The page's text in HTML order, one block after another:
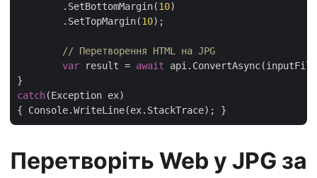
        .SetBottomMargin(
10)
        .SetTopMargin(
10);
// Перетворення HTML на JPG
var result = await
catch(Exception ex)
Перетворіть Web у JPG за